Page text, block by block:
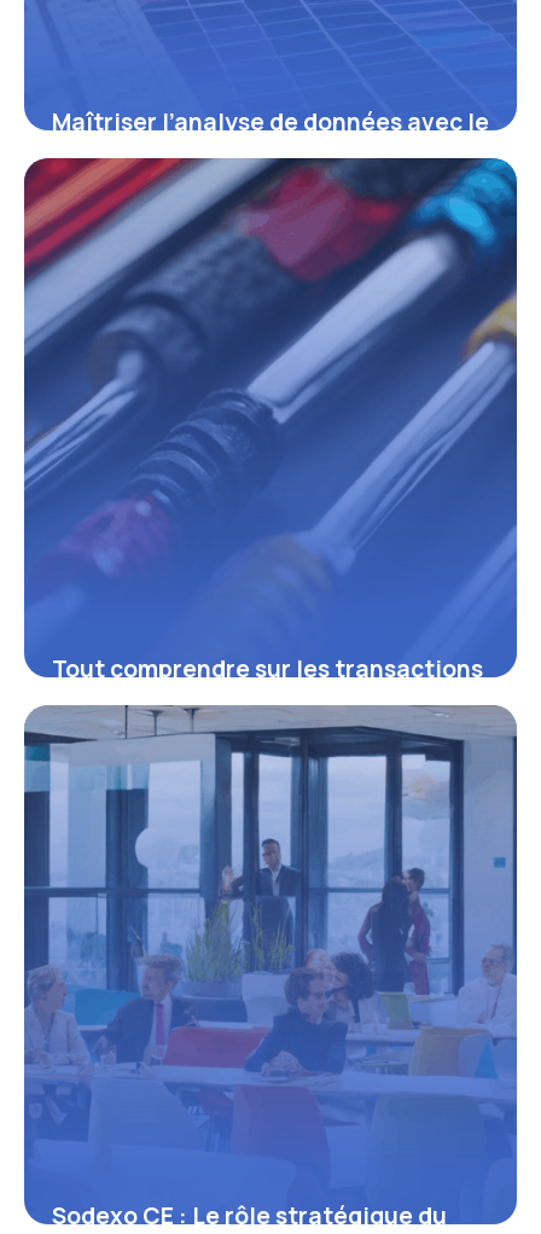
Maîtriser l’analyse de données avec le
tableau croisé : optimiser vos
rapports et prises de décisions
16 juin 2026
Tout comprendre sur les transactions
SAP : leviers essentiels pour
optimiser vos processus métiers
16 juin 2026
Sodexo CE : Le rôle stratégique du